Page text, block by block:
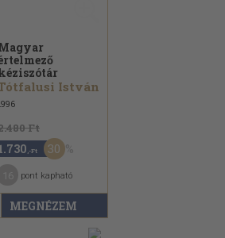
MEGNÉZEM
István
Ft
,-Ft 30
pont kapható